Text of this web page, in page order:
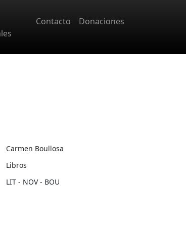
Contacto Donaciones
Carmen Boullosa
Libros
LIT - NOV - BOU